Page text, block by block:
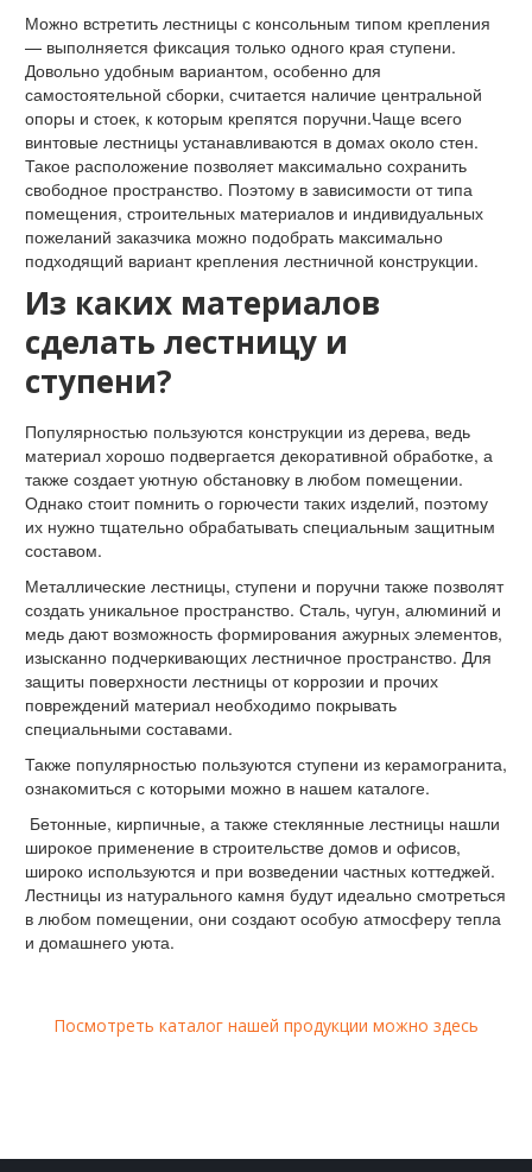
Можно встретить лестницы с консольным типом крепления
— выполняется фиксация только одного края ступени.
Довольно удобным вариантом, особенно для
самостоятельной сборки, считается наличие центральной
опоры и стоек, к которым крепятся поручни.Чаще всего
винтовые лестницы устанавливаются в домах около стен.
Такое расположение позволяет максимально сохранить
свободное пространство. Поэтому в зависимости от типа
помещения, строительных материалов и индивидуальных
пожеланий заказчика можно подобрать максимально
подходящий вариант крепления лестничной конструкции.
Из каких материалов
сделать лестницу и
ступени?
Популярностью пользуются конструкции из дерева, ведь
материал хорошо подвергается декоративной обработке, а
также создает уютную обстановку в любом помещении.
Однако стоит помнить о горючести таких изделий, поэтому
их нужно тщательно обрабатывать специальным защитным
составом.
Металлические лестницы, ступени и поручни также позволят
создать уникальное пространство. Сталь, чугун, алюминий и
медь дают возможность формирования ажурных элементов,
изысканно подчеркивающих лестничное пространство. Для
защиты поверхности лестницы от коррозии и прочих
повреждений материал необходимо покрывать
специальными составами.
Также популярностью пользуются ступени из керамогранита,
ознакомиться с которыми можно в нашем каталоге.
Бетонные, кирпичные, а также стеклянные лестницы нашли
широкое применение в строительстве домов и офисов,
широко используются и при возведении частных коттеджей.
Лестницы из натурального камня будут идеально смотреться
в любом помещении, они создают особую атмосферу тепла
и домашнего уюта.
Посмотреть каталог нашей продукции можно здесь